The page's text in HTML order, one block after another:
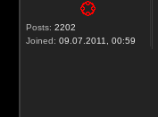
Posts: 2202
Joined: 09.07.2011, 00:59